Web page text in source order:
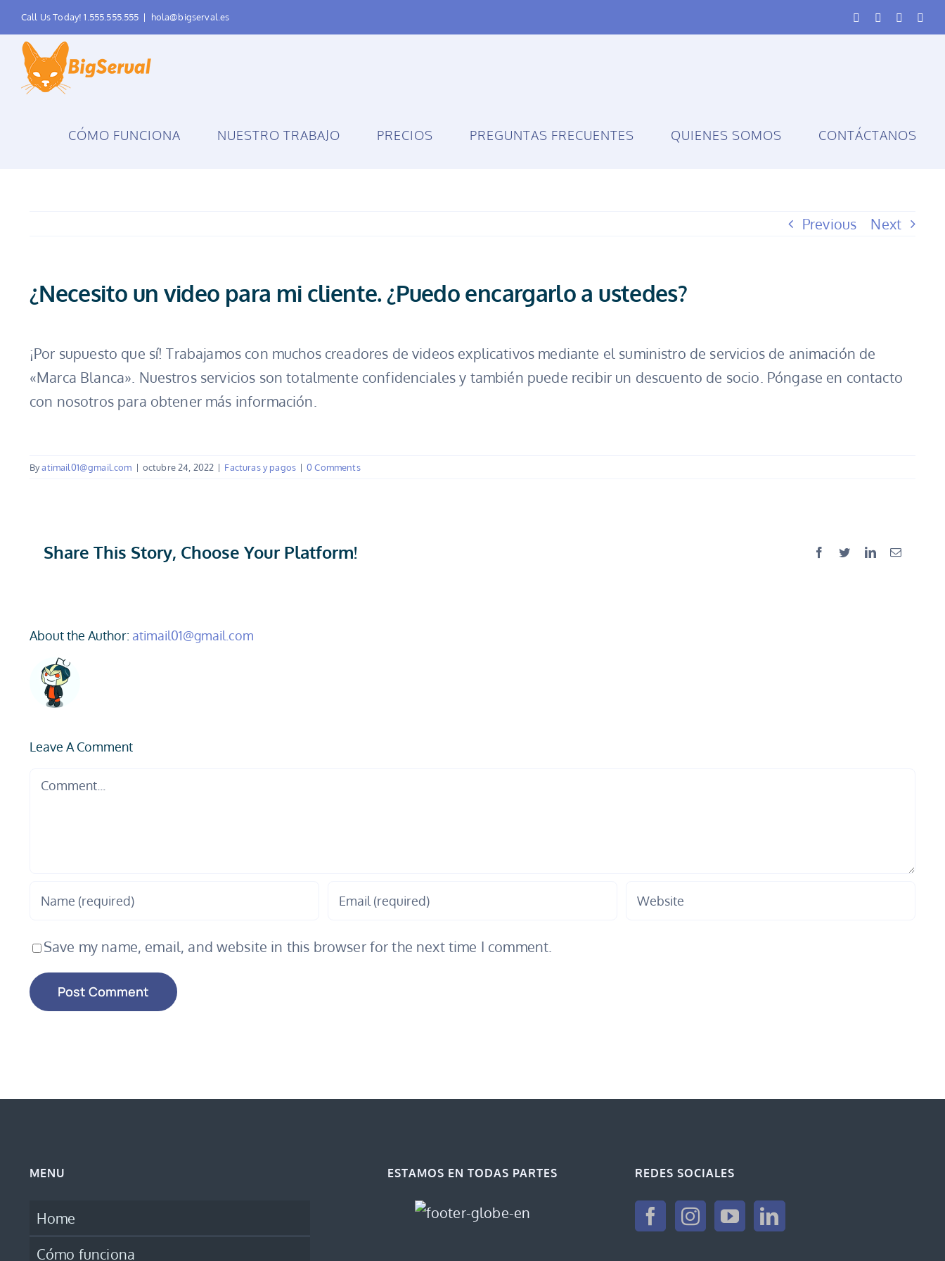
Skip
to
content
Call Us Today! 1.555.555.555 | hola@bigserval.es FacebookInstagramYouTube
CÓMO FUNCIONA NUESTRO TRABAJO PRECIOS PREGUNTAS FRECUENTES QUIENES SOMOS CONTÁCTANOS
Previous Next
¿Necesito un video para mi cliente. ¿Puedo encargarlo a ustedes?
¡Por supuesto que sí! Trabajamos con muchos creadores de videos explicativos mediante el suministro de servicios de animación de
«Marca Blanca». Nuestros servicios son totalmente confidenciales y también puede recibir un descuento de socio. Póngase en contacto
con nosotros para obtener más información.
Byatimail01@gmail.com | octubre 24, 2022 | Facturas y pagos | 0 Comments
Share This Story, Choose Your Platform! Facebook
TwitterLinkedInEmail
About the Author: atimail01@gmail.com
Leave A Comment
Comment
Save my name, email, and website in this browser for the next time I comment.
MENU
Home
Cómo funciona
ESTAMOS EN TODAS PARTES REDES SOCIALES